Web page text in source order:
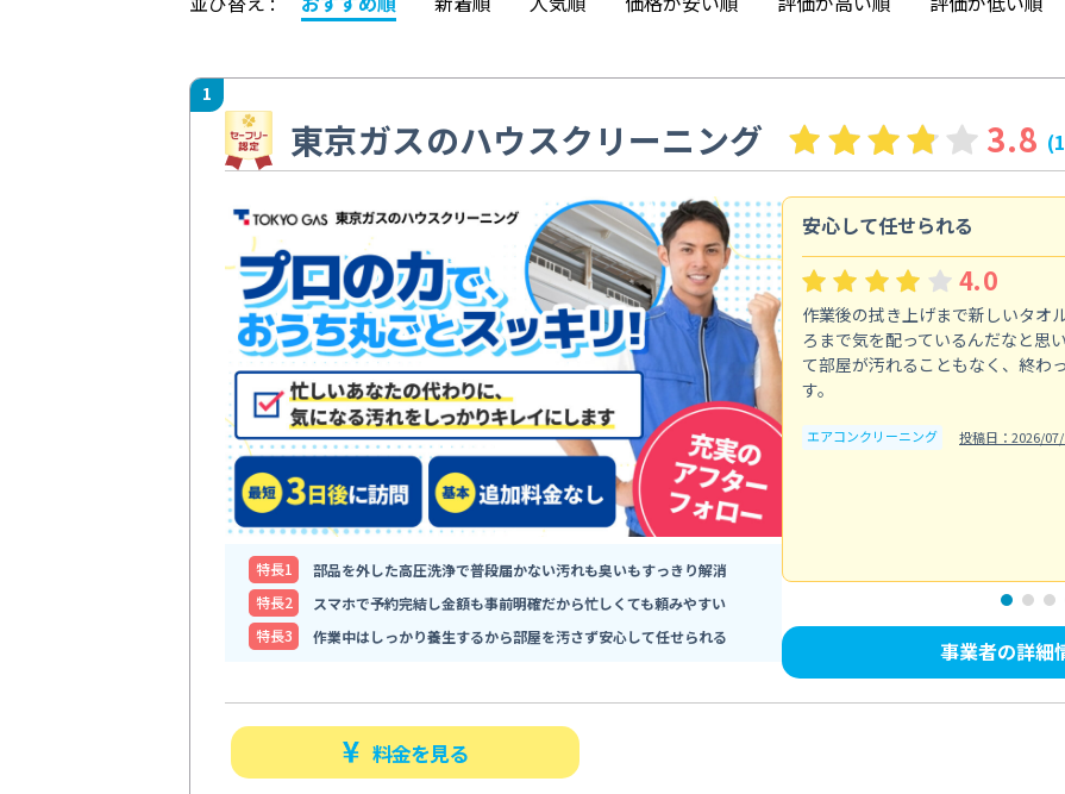
1
東京ガスのハウスクリーニング 3.8
特⻑1
部品を外した高圧洗浄で普段届かない汚れも臭いもすっきり解消
特⻑2
スマホで予約完結し金額も事前明確だから忙しくても頼みやすい
特⻑3
作業中はしっかり養生するから部屋を汚さず安心して任せられる
安心して任せられる
4.0
作業後の拭き上げまで新しいタオ
ろまで気を配っているんだなと思
て部屋が汚れることもなく、終わ
す。
エアコンクリーニング 投稿日：2026/
事業者の詳細
料金を見る